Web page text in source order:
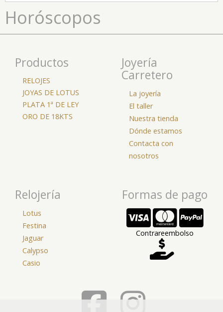
Horóscopos
Productos
RELOJES
JOYAS DE LOTUS
PLATA 1ª DE LEY
ORO DE 18KTS
Joyería
Carretero
La joyería
El taller
Nuestra tienda
Dónde estamos
Contacta con
nosotros
Relojería
Lotus
Festina
Jaguar
Calypso
Casio
Formas de pago
Contrareembolso